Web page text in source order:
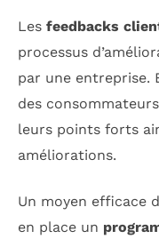
Les feedbacks
processus
par une entreprise.
des
leurs points forts
améliorations.
Un moyen efficace
en place un